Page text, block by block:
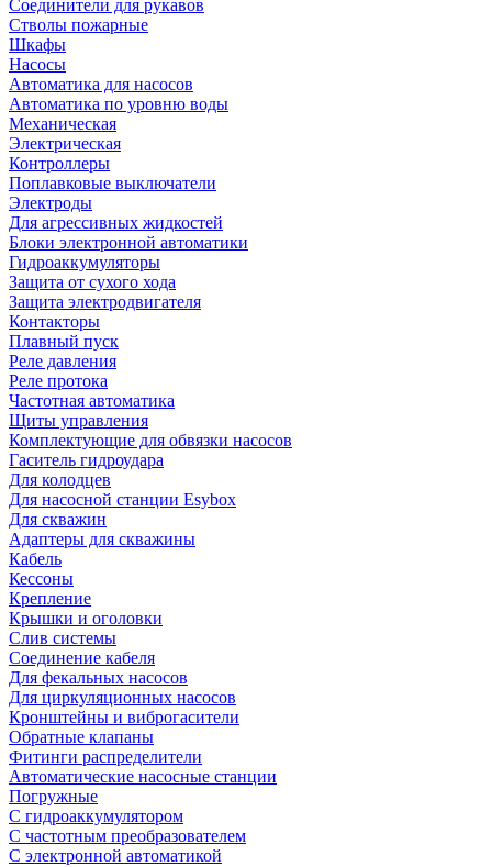
Соединители для рукавов
Стволы пожарные
Шкафы
Насосы
Автоматика для насосов
Автоматика по уровню воды
Механическая
Электрическая
Контроллеры
Поплавковые выключатели
Электроды
Для агрессивных жидкостей
Блоки электронной автоматики
Гидроаккумуляторы
Защита от сухого хода
Защита электродвигателя
Контакторы
Плавный пуск
Реле давления
Реле протока
Частотная автоматика
Щиты управления
Комплектующие для обвязки насосов
Гаситель гидроудара
Для колодцев
Для насосной станции Esybox
Для скважин
Адаптеры для скважины
Кабель
Кессоны
Крепление
Крышки и оголовки
Слив системы
Соединение кабеля
Для фекальных насосов
Для циркуляционных насосов
Кронштейны и виброгасители
Обратные клапаны
Фитинги распределители
Автоматические насосные станции
Погружные
С гидроаккумулятором
С частотным преобразователем
С электронной автоматикой